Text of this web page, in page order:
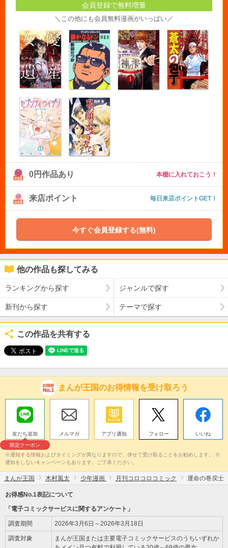
会員登録で無料増量
＼この他にも会員無料漫画がいっぱい／
0円作品あり 本棚に入れておこう！
来店ポイント 毎日来店ポイントGET！
今すぐ会員登録する(無料)
他の作品も探してみる
ランキングから探す ジャンルで探す
新刊から探す テーマで探す
この作品を共有する
まんが王国のお得情報を受け取ろう
友だち追加
限定クーポン
メルマガ アプリ通知 フォロー いいね
※通知する情報およびタイミングが異なりますので、併せて受け取ることをお勧めします。 ※
通知をしないキャンペーンもあります。ご了承ください。
まんが王国 木村風太 少年漫画 月刊コロコロコミック 運命の巻戻士
お得感No.1表記について
「電子コミックサービスに関するアンケート」
調査期間 2026年3月6日～2026年3月18日
調査対象
まんが王国または主要電子コミックサービスのうちいずれか